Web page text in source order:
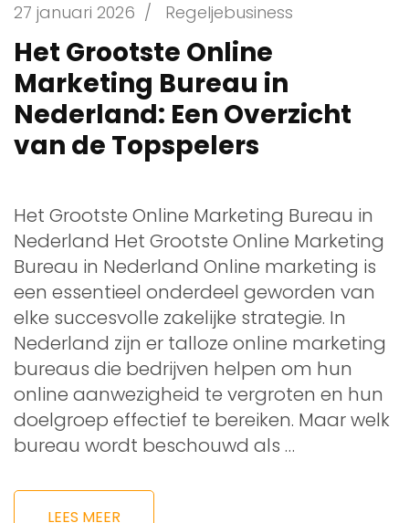
27 januari 2026 / Regeljebusiness
Het Grootste Online
Marketing Bureau in
Nederland: Een Overzicht
van de Topspelers
Het Grootste Online Marketing Bureau in
Nederland Het Grootste Online Marketing
Bureau in Nederland Online marketing is
een essentieel onderdeel geworden van
elke succesvolle zakelijke strategie. In
Nederland zijn er talloze online marketing
bureaus die bedrijven helpen om hun
online aanwezigheid te vergroten en hun
doelgroep effectief te bereiken. Maar welk
bureau wordt beschouwd als …
LEES MEER